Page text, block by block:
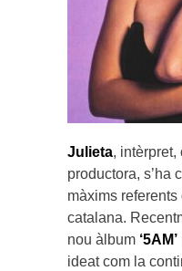
Julieta, intèrpret,
productora, s’ha
màxims
catalana.
nou àlbum ‘5AM’
ideat com la